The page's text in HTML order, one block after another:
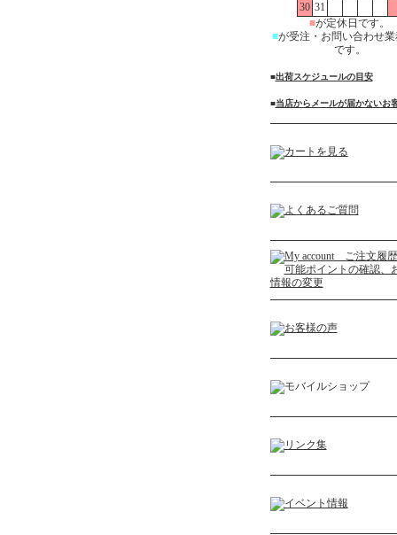
30 31
■が定休日です。
■が受注・お問い合わせ
です。
■出荷スケジュールの目安
■当店からメールが届かないお